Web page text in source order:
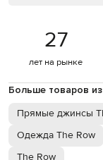
27
лет на рынке
Больше товаров из
Прямые джинсы
Одежда The Row
The Row